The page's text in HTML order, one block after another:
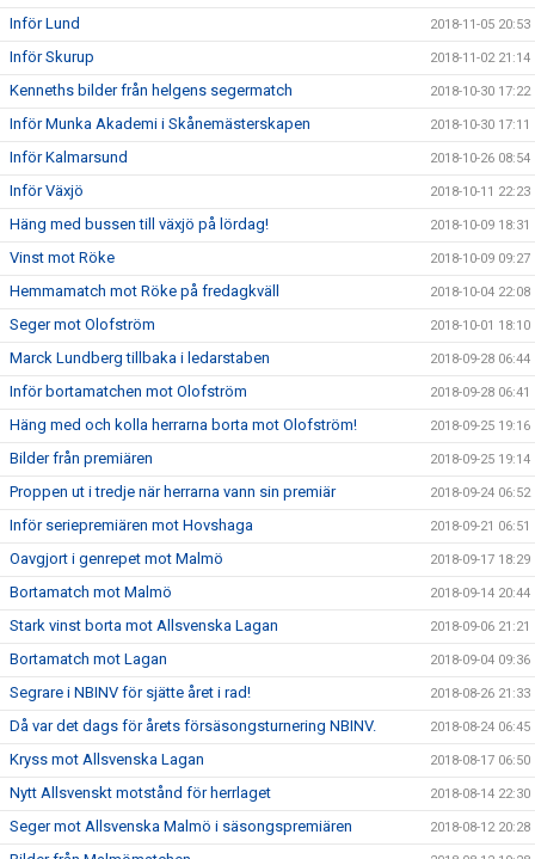
Inför Lund 2018-11-05 20:53
Inför Skurup 2018-11-02 21:14
Kenneths bilder från helgens segermatch 2018-10-30 17:22
Inför Munka Akademi i Skånemästerskapen 2018-10-30 17:11
Inför Kalmarsund 2018-10-26 08:54
Inför Växjö 2018-10-11 22:23
Häng med bussen till växjö på lördag! 2018-10-09 18:31
Vinst mot Röke 2018-10-09 09:27
Hemmamatch mot Röke på fredagkväll 2018-10-04 22:08
Seger mot Olofström 2018-10-01 18:10
Marck Lundberg tillbaka i ledarstaben 2018-09-28 06:44
Inför bortamatchen mot Olofström 2018-09-28 06:41
Häng med och kolla herrarna borta mot Olofström! 2018-09-25 19:16
Bilder från premiären 2018-09-25 19:14
Proppen ut i tredje när herrarna vann sin premiär 2018-09-24 06:52
Inför seriepremiären mot Hovshaga 2018-09-21 06:51
Oavgjort i genrepet mot Malmö 2018-09-17 18:29
Bortamatch mot Malmö 2018-09-14 20:44
Stark vinst borta mot Allsvenska Lagan 2018-09-06 21:21
Bortamatch mot Lagan 2018-09-04 09:36
Segrare i NBINV för sjätte året i rad! 2018-08-26 21:33
Då var det dags för årets försäsongsturnering NBINV. 2018-08-24 06:45
Kryss mot Allsvenska Lagan 2018-08-17 06:50
Nytt Allsvenskt motstånd för herrlaget 2018-08-14 22:30
Seger mot Allsvenska Malmö i säsongspremiären 2018-08-12 20:28